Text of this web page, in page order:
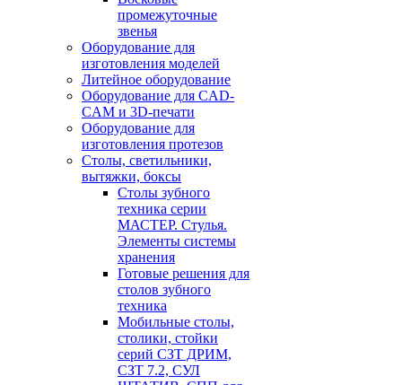
промежуточные
звенья
Оборудование для
изготовления моделей
Литейное оборудование
Оборудование для CAD-
CAM и 3D-печати
Оборудование для
изготовления протезов
Cтолы, светильники,
вытяжки, боксы
Столы зубного
техника серии
МАСТЕР. Стулья.
Элементы системы
хранения
Готовые решения для
столов зубного
техника
Мобильные столы,
столики, стойки
серий СЗТ ДРИМ,
СЗТ 7.2, СУЛ